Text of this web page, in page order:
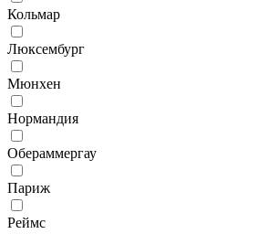
Кольмар
Люксембург
Мюнхен
Нормандия
Обераммергау
Париж
Реймс